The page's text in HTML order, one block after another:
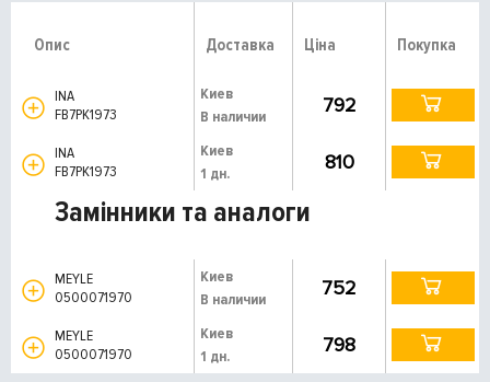
Опис Доставка Ціна Покупка
INA
FB7PK1973
Киев
В наличии
792
INA
FB7PK1973
Киев
1 дн.
810
Замінники та аналоги
MEYLE
0500071970
Киев
В наличии
752
MEYLE
0500071970
Киев
1 дн.
798